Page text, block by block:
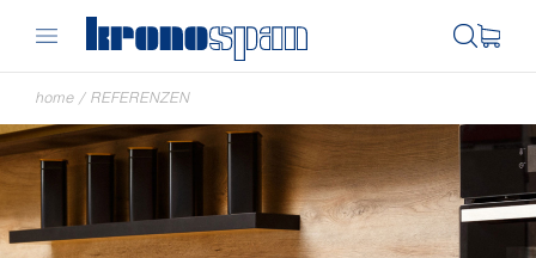
home / REFERENZEN